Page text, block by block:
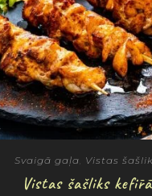
Svaigā gaļa, Vistas
Vistas šašliks kefīrā